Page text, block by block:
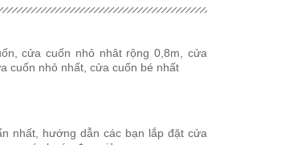
cửa cuốn nhỏ nhât rộng 0,8m, cửa
cuốn nhỏ nhất, cửa cuốn bé nhất
nhất, hướng dẫn các bạn lắp đặt cửa